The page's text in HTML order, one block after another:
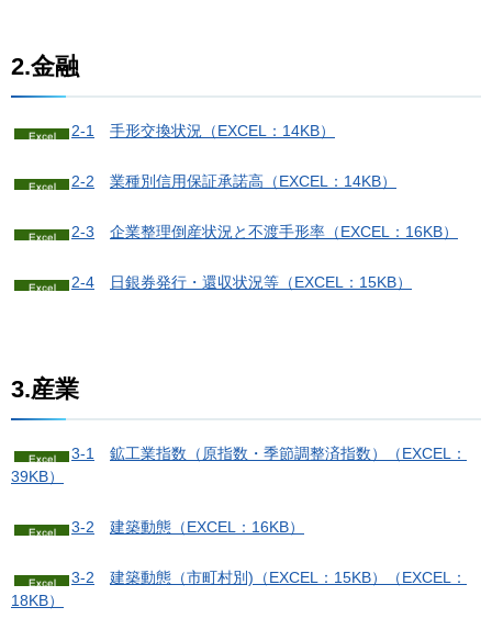
2.金融
2-1 手形交換状況（EXCEL：14KB）
2-2 業種別信用保証承諾高（EXCEL：14KB）
2-3 企業整理倒産状況と不渡手形率（EXCEL：16KB）
2-4 日銀券発行・還収状況等（EXCEL：15KB）
3.産業
3-1 鉱工業指数（原指数・季節調整済指数）（EXCEL：
39KB）
3-2 建築動態（EXCEL：16KB）
3-2 建築動態（市町村別)（EXCEL：15KB）
（EXCEL：
18KB）